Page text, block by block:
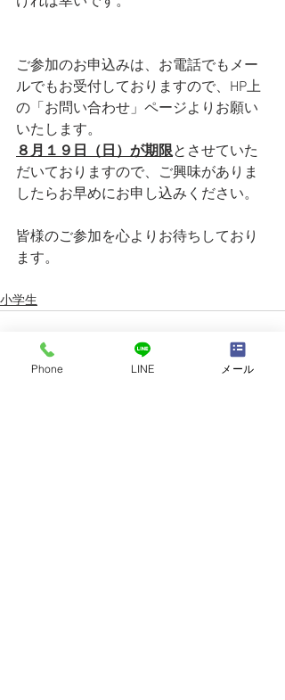
ご参加のお申込みは、お電話でもメー
ルでもお受付しておりますので、HP上
の「お問い合わせ」ページよりお願い
いたします。
８月１９日（日）が期限とさせていた
だいておりますので、ご興味がありま
したらお早めにお申し込みください。
皆様のご参加を心よりお待ちしており
ます。
小学生
Phone LINE メール